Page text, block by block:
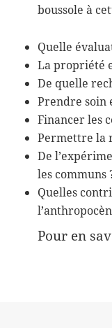
boussole à
Quelle
La propriété
De quelle
Prendre soin
Financer les
Permettre la
De
les communs
Quelles
Pour en